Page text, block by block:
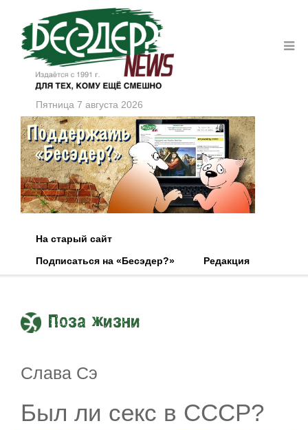
Пятница 7 августа 2026
На старый сайт
Подписаться на «Бесэдер?»
Редакция
Поза жизни
Слава Сэ
Был ли секс в СССР?